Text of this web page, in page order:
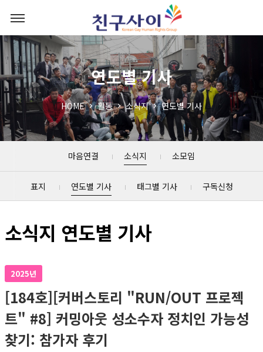
연도별 기사
HOME 활동 소식지 연도별 기사
마음연결 소식지 소모임
표지 연도별 기사 태그별 기사 구독신청
소식지 연도별 기사
2025년
[184호][커버스토리 "RUN/OUT 프로젝
트" #8] 커밍아웃 성소수자 정치인 가능성
찾기: 참가자 후기